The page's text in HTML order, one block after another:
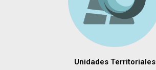
Unidades Territoriales